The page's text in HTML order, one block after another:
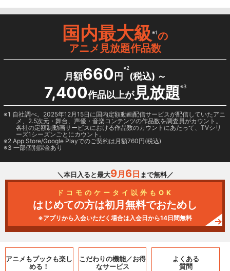
国内最大級※1の
アニメ見放題作品数
月額660 円
※2
(税込) ～
7,400作品以上が見放題※3
1 自社調べ。2025年12月15日に国内定額動画配信サービスが配信していたアニ
メ、2.5次元・舞台、声優・音楽コンテンツの作品数を調査員がカウント。
各社の定額制動画サービスにおける作品数のカウントにあたって、TVシリ
ーズ1シーズンごとにカウント。
2 App Store/Google Playでのご契約は月額760円(税込)
3 一部個別課金あり
＼本日入ると最大9月 6日 まで無料／
ドコモのケータイ以外もOK
はじめての方は初月無料でおためし
※アプリから入会いただく場合は入会日から14日間無料
アニメもブックも楽し
める！
こだわりの機能／お得
なサービス
よくある
質問